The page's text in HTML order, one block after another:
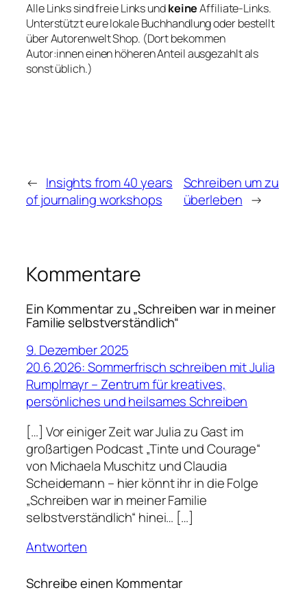
Alle Links sind freie Links undkeineAffiliate-Links.
Unterstützt eure lokale Buchhandlung oder bestellt
über Autorenwelt Shop. (Dort bekommen
Autor:innen einen höheren Anteil ausgezahlt als
sonst üblich.)
← Insights from 40 years
of journaling workshops
Schreiben um zu
überleben →
Kommentare
Ein Kommentar zu „Schreiben war in meiner
Familie selbstverständlich“
9. Dezember 2025
20.6.2026: Sommerfrisch schreiben mit Julia
Rumplmayr – Zentrum für kreatives,
persönliches und heilsames Schreiben
[…] Vor einiger Zeit war Julia zu Gast im
großartigen Podcast „Tinte und Courage“
von Michaela Muschitz und Claudia
Scheidemann – hier könnt ihr in die Folge
„Schreiben war in meiner Familie
selbstverständlich“ hinei… […]
Antworten
Schreibe einen Kommentar